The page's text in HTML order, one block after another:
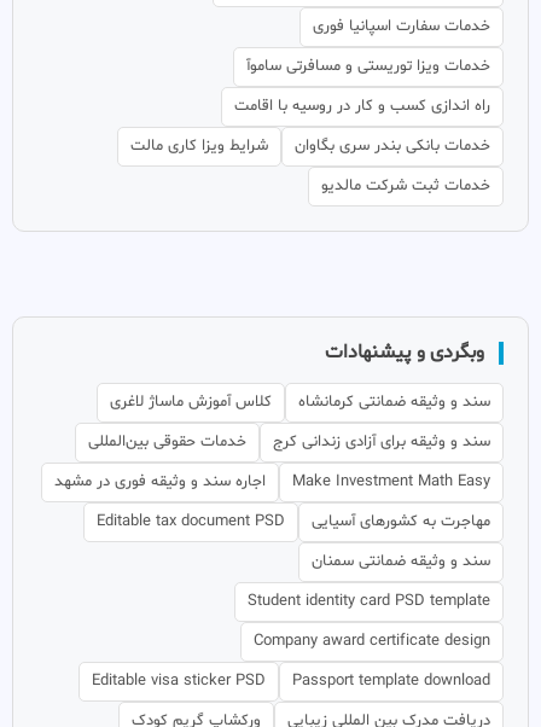
خدمات سفارت اسپانیا فوری
خدمات ویزا توریستی و مسافرتی ساموآ
راه اندازی کسب و کار در روسیه با اقامت
خدمات بانکی بندر سری بگاوان
شرایط ویزا کاری مالت
خدمات ثبت شرکت مالدیو
وبگردی و پیشنهادات
سند و وثیقه ضمانتی کرمانشاه
کلاس آموزش ماساژ لاغری
سند و وثیقه برای آزادی زندانی کرج
خدمات حقوقی بین‌المللی
Make Investment Math Easy
اجاره سند و وثیقه فوری در مشهد
مهاجرت به کشورهای آسیایی
Editable tax document PSD
سند و وثیقه ضمانتی سمنان
Student identity card PSD template
Company award certificate design
Passport template download
Editable visa sticker PSD
دریافت مدرک بین المللی زیبایی
ورکشاپ گریم کودک